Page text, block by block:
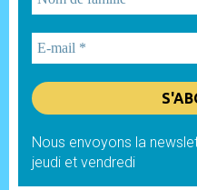
Nous envoyons la
jeudi et vendredi